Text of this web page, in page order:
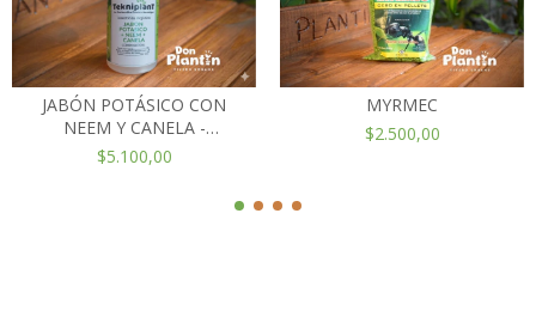
JABÓN POTÁSICO CON
NEEM Y CANELA -
TEKNIPLANT
$5.100,00
MYRMEC
$2.500,00